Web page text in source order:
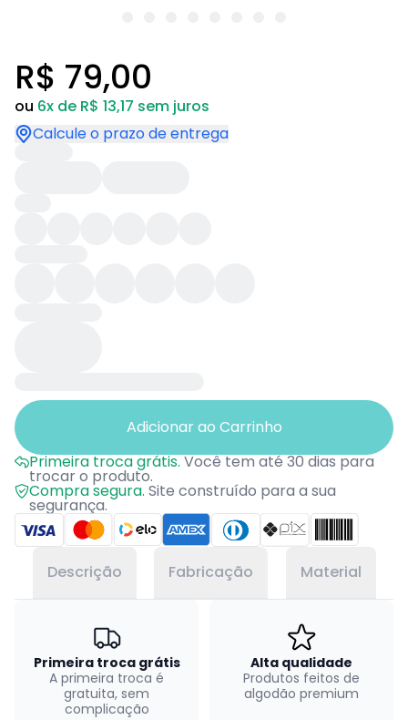
R$ 79,00
ou 6x de R$ 13,17 sem juros
Calcule o prazo de entrega
Adicionar ao Carrinho
Primeira troca grátis.Você tem até 30 dias para
trocar o produto.
Compra segura. Site construído para a sua
segurança.
Descrição Fabricação Material
Primeira troca grátis
A primeira troca é
gratuita, sem
complicação
Alta qualidade
Produtos feitos de
algodão premium